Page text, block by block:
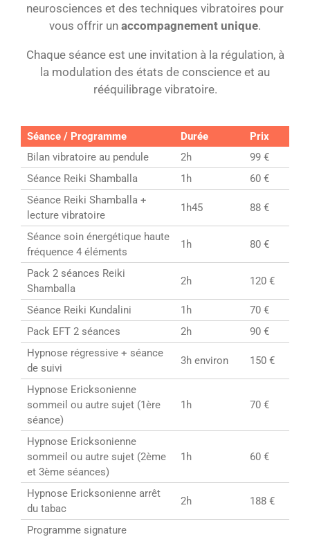
neurosciences et des techniques vibratoires pour
vous offrir un accompagnement unique.
Chaque séance est une invitation à la régulation, à
la modulation des états de conscience et au
rééquilibrage vibratoire.
Séance / Programme Durée
Prix
Bilan vibratoire au pendule
2h
99 €
Séance Reiki Shamballa
1h
60 €
Séance Reiki Shamballa +
lecture vibratoire
1h45 88 €
Séance soin énergétique haute
fréquence 4 éléments
1h 80 €
Pack 2 séances Reiki
Shamballa
2h 120 €
Séance Reiki Kundalini 1h
70 €
Pack EFT 2 séances
2h
90 €
Hypnose régressive + séance
de suivi
3h environ 150 €
Hypnose Ericksonienne
sommeil ou autre sujet (1ère
séance)
1h 70 €
Hypnose Ericksonienne
sommeil ou autre sujet (2ème
et 3ème séances)
1h 60 €
Hypnose Ericksonienne arrêt
du tabac
2h 188 €
Programme signature